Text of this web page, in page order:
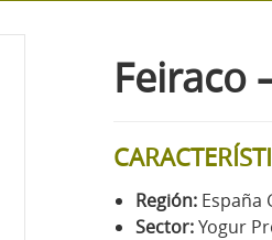
Feiraco
Región: España
Sector:Yogur